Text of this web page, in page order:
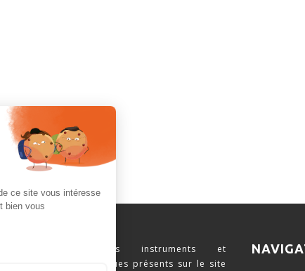
Naviguez parmi les instruments et
consommables scientifiques présents sur le site